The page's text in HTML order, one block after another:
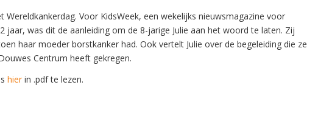
Wereldkankerdag. Voor KidsWeek, een wekelijks nieuwsmagazine voor
jaar, was dit de aanleiding om de 8-jarige Julie aan het woord te laten. Zij
haar moeder borstkanker had. Ook vertelt Julie over de begeleiding die ze
Centrum heeft gekregen.
hier in .pdf te lezen.